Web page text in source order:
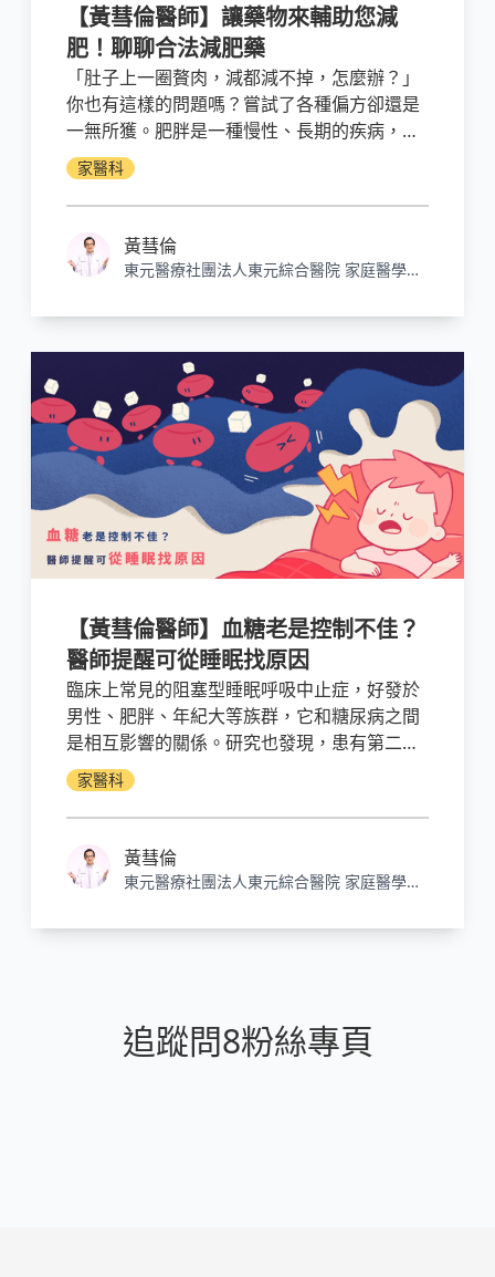
【黃彗倫醫師】讓藥物來輔助您減
肥！聊聊合法減肥藥
「肚子上一圈贅肉，減都減不掉，怎麼辦？」
你也有這樣的問題嗎？嘗試了各種偏方卻還是
一無所獲。肥胖是一種慢性、長期的疾病，與
心血管疾病、糖尿病等具高度相關性，有治療
的必要。以減重來說，健康飲食及良好的運動
習慣是治本的方法，但若有需要，也可以進一
步透過外科減重手術或藥物治療來達成。
家醫科
黃彗倫
東元醫療社團法人東元綜合醫院 家庭醫學科
【黃彗倫醫師】血糖老是控制不佳？
醫師提醒可從睡眠找原因
臨床上常見的阻塞型睡眠呼吸中止症，好發於
男性、肥胖、年紀大等族群，它和糖尿病之間
是相互影響的關係。研究也發現，患有第二型
糖尿病的人，有較高的機率會出現阻塞型睡眠
呼吸中止症；反過來，患有阻塞型睡眠呼吸中
止症，也會增加糖尿病的發生率。
家醫科
黃彗倫
東元醫療社團法人東元綜合醫院 家庭醫學科
追蹤問8粉絲專頁